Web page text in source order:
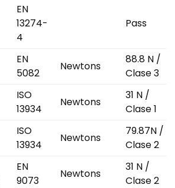
EN
13274-
4
Pass
EN
5082
Newtons
88.8 N /
Clase 3
ISO
13934
Newtons
31 N /
Clase 1
ISO
13934
Newtons
79.87N /
Clase 2
EN
9073
Newtons
31 N /
Clase 2